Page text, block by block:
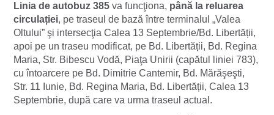
Linia de autobuz 385 va funcţiona, până la reluarea
circulației, pe traseul de bază între terminalul „Valea
Oltului” şi intersecţia Calea 13 Septembrie/Bd. Libertății,
apoi pe un traseu modificat, pe Bd. Libertății, Bd. Regina
Maria, Str. Bibescu Vodă, Piaţa Unirii (capătul liniei 783),
cu întoarcere pe Bd. Dimitrie Cantemir, Bd. Mărăşeşti,
Str. 11 Iunie, Bd. Regina Maria, Bd. Libertății, Calea 13
Septembrie, după care va urma traseul actual.